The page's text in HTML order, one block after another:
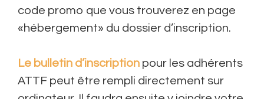
code promo que vous trouverez en page
«hébergement» du dossier d’inscription.
Le bulletin d’inscription pour les adhérents
ATTF peut être rempli directement sur